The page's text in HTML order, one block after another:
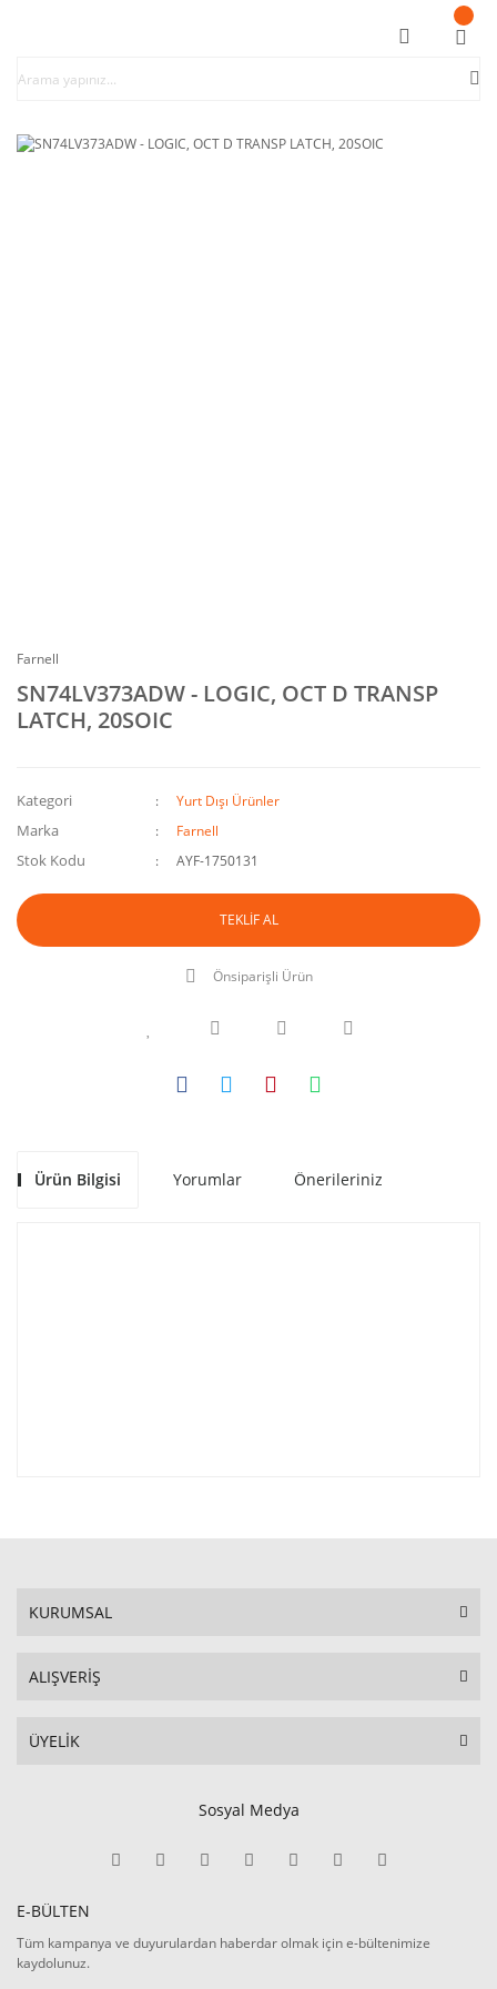
Farnell
SN74LV373ADW - LOGIC, OCT D TRANSP
LATCH, 20SOIC
Kategori Yurt Dışı Ürünler
Marka Farnell
Stok Kodu AYF-1750131
TEKLİF AL
Önsiparişli Ürün
Ürün Bilgisi Yorumlar Önerileriniz
KURUMSAL
ALIŞVERİŞ
ÜYELİK
Sosyal Medya
E-BÜLTEN
Tüm kampanya ve duyurulardan haberdar olmak için e-bültenimize
kaydolunuz.